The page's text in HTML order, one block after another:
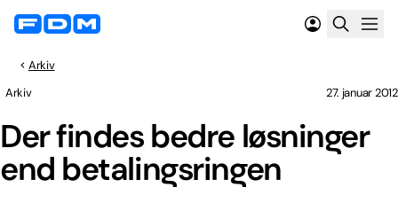
Arkiv
Der findes bedre løsninger
end betalingsringen
Arkiv 27. januar 2012